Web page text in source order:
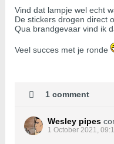
Vind dat lampje wel echt
De stickers drogen direct
Qua brandgevaar vind ik
Veel succes met je ronde
1 comment
Wesley pipes
1 October 2021,